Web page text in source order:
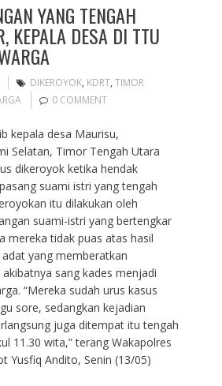
YANG TENGAH
KEPALA DESA DI TTU
DIKEROYOK, KDRT, TIMOR
0 COMMENT
kepala desa Maurisu,
Selatan, Timor Tengah Utara
dikeroyok ketika hendak
suami istri yang tengah
itu dilakukan oleh
suami-istri yang bertengkar
mereka tidak puas atas hasil
yang memberatkan
sang kades menjadi
“Mereka sudah urus kasus
sore, sedangkan kejadian
juga ditempat itu tengah
11.30 wita,” terang Wakapolres
Yusfiq Andito, Senin (13/05)